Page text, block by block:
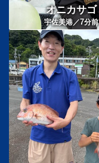
オニカサゴ
宇佐美港／7分前